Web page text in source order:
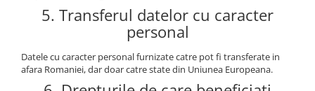
5. Transferul datelor cu caracter
personal
Datele cu caracter personal furnizate catre pot fi transferate in
afara Romaniei, dar doar catre state din Uniunea Europeana.